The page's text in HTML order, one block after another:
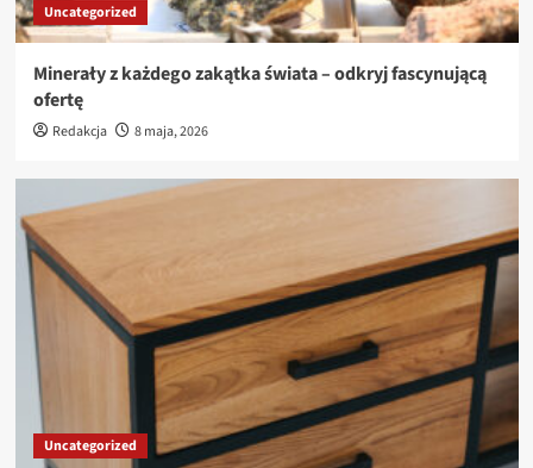
Uncategorized
Minerały z każdego zakątka świata – odkryj fascynującą
ofertę
Redakcja 8 maja, 2026
Uncategorized